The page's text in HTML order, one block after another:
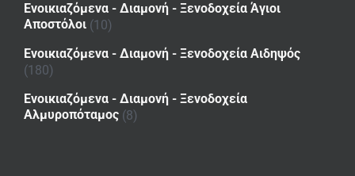
Ενοικιαζόμενα - Διαμονή - Ξενοδοχεία Άγιοι
Αποστόλοι (10)
Ενοικιαζόμενα - Διαμονή - Ξενοδοχεία Αιδηψός
(180)
Ενοικιαζόμενα - Διαμονή - Ξενοδοχεία
Αλμυροπόταμος (8)